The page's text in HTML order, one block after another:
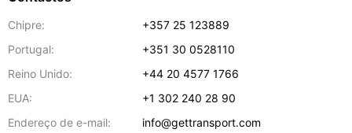
Chipre:
+357 25 123889
Portugal:
+351 30 0528110
Reino Unido:
+44 20 4577 1766
EUA:
+1 302 240 28 90
Endereço de e-mail:
info@gettransport.com